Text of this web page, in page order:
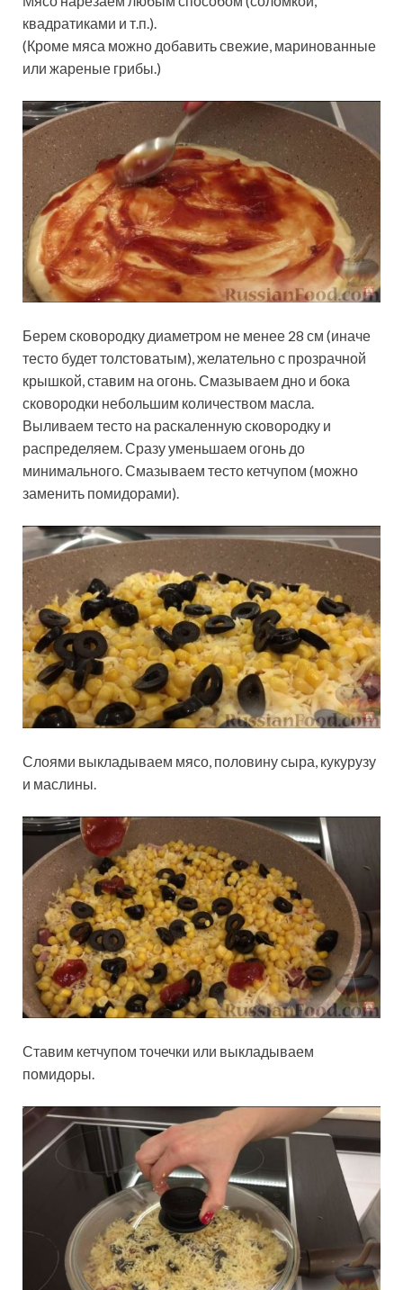
квадратиками и т.п.).
(Кроме мяса можно добавить свежие, маринованные
или жареные грибы.)
Берем сковородку диаметром не менее 28 см (иначе
тесто будет толстоватым), желательно с прозрачной
крышкой, ставим на огонь. Смазываем дно и бока
сковородки небольшим количеством масла.
Выливаем тесто на раскаленную сковородку и
распределяем. Сразу уменьшаем огонь до
минимального. Смазываем тесто кетчупом (можно
заменить помидорами).
Слоями выкладываем мясо, половину сыра, кукурузу
и маслины.
Ставим кетчупом точечки или выкладываем
помидоры.